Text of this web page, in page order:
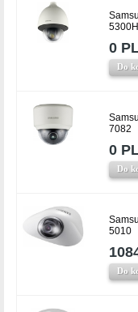
5300H
0
Do
7082
0
Do
5010
Do